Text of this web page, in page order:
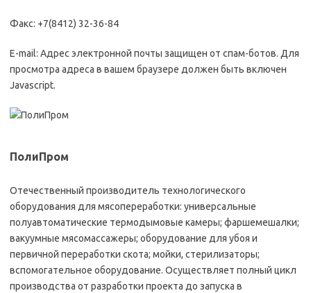
Факс: +7(8412) 32-36-84
E-mail: Адрес электронной почты защищен от спам-ботов. Для
просмотра адреса в вашем браузере должен быть включен
Javascript.
ПолиПром
Отечественный производитель технологического
оборудования для мясопереработки: универсальные
полуавтоматические термодымовые камеры; фаршемешалки;
вакуумные мясомассажеры; оборудование для убоя и
первичной переработки скота; мойки, стерилизаторы;
вспомогательное оборудование. Осуществляет полный цикл
производства от разработки проекта до запуска в